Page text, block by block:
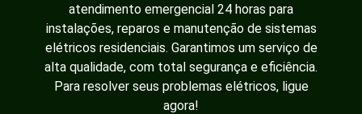
atendimento emergencial 24 horas para
instalações, reparos e manutenção de sistemas
elétricos residenciais. Garantimos um serviço de
alta qualidade, com total segurança e eficiência.
Para resolver seus problemas elétricos, ligue
agora!